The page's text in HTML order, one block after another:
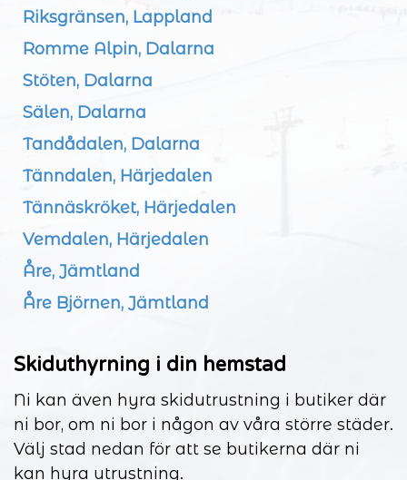
Riksgränsen, Lappland
Romme Alpin, Dalarna
Stöten, Dalarna
Sälen, Dalarna
Tandådalen, Dalarna
Tänndalen, Härjedalen
Tännäskröket, Härjedalen
Vemdalen, Härjedalen
Åre, Jämtland
Åre Björnen, Jämtland
Skiduthyrning i din hemstad
Ni kan även hyra skidutrustning i butiker där
ni bor, om ni bor i någon av våra större städer.
Välj stad nedan för att se butikerna där ni
kan hyra utrustning.